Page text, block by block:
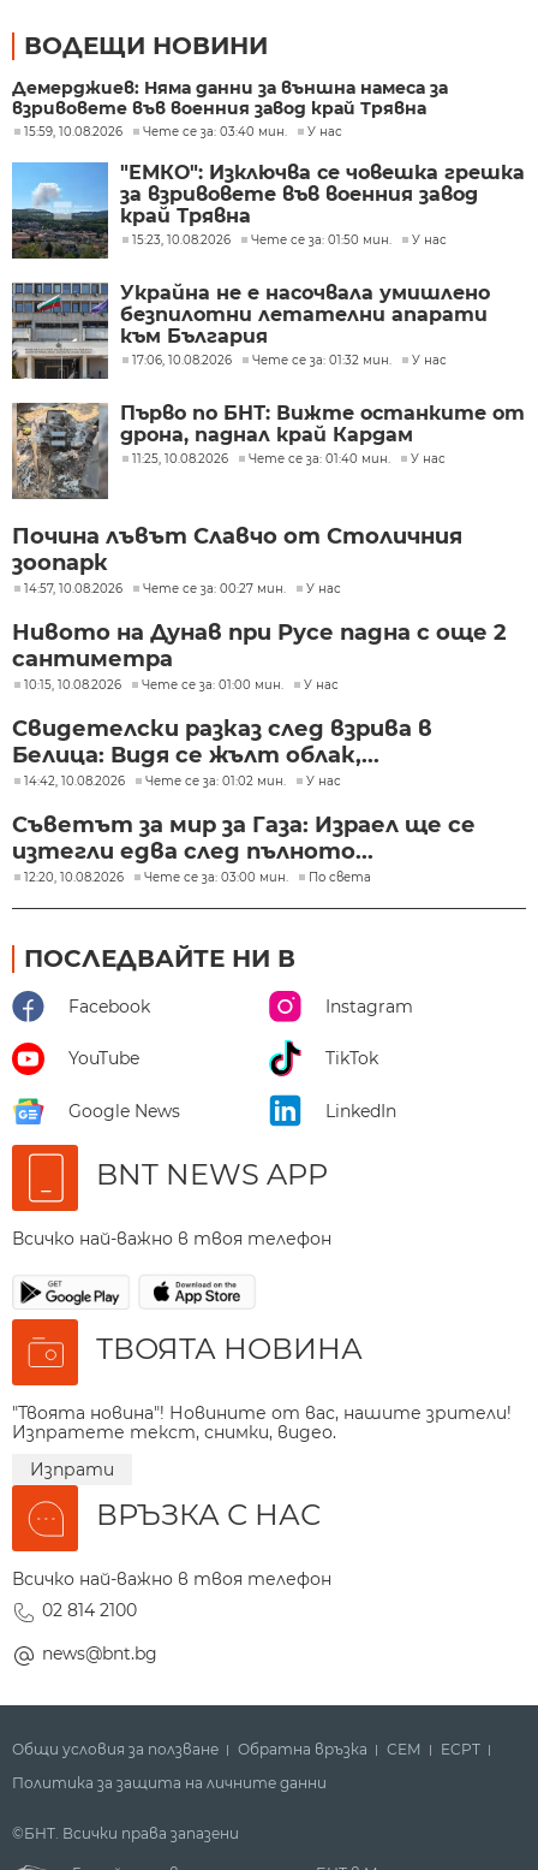
ВОДЕЩИ НОВИНИ
Демерджиев: Няма данни за външна намеса за
взривовете във военния завод край Трявна
15:59, 10.08.2026 Чете се за: 03:40 мин. У нас
"ЕМКО": Изключва се човешка грешка
за взривовете във военния завод
край Трявна
15:23, 10.08.2026 Чете се за: 01:50 мин. У нас
Украйна не е насочвала умишлено
безпилотни летателни апарати
към България
17:06, 10.08.2026 Чете се за: 01:32 мин. У нас
Първо по БНТ: Вижте останките от
дрона, паднал край Кардам
11:25, 10.08.2026 Чете се за: 01:40 мин. У нас
Почина лъвът Славчо от Столичния
зоопарк
14:57, 10.08.2026 Чете се за: 00:27 мин. У нас
Нивото на Дунав при Русе падна с още 2
сантиметра
10:15, 10.08.2026 Чете се за: 01:00 мин. У нас
Свидетелски разказ след взрива в
Белица: Видя се жълт облак,...
14:42, 10.08.2026 Чете се за: 01:02 мин. У нас
Съветът за мир за Газа: Израел ще се
изтегли едва след пълното...
12:20, 10.08.2026 Чете се за: 03:00 мин. По света
ПОСЛЕДВАЙТЕ НИ В
Facebook Instagram
YouTube TikTok
Google News LinkedIn
BNT NEWS APP
Всичко най-важно в твоя телефон
ТВОЯТА НОВИНА
"Твоята новина"! Новините от вас, нашите зрители!
Изпратете текст, снимки, видео.
Изпрати
ВРЪЗКА С НАС
Всичко най-важно в твоя телефон
02 814 2100
news@bnt.bg
Общи условия за ползване Обратна връзка СЕМ
ECPT
Политика за защита на личните данни
©БНТ. Всички права запазени